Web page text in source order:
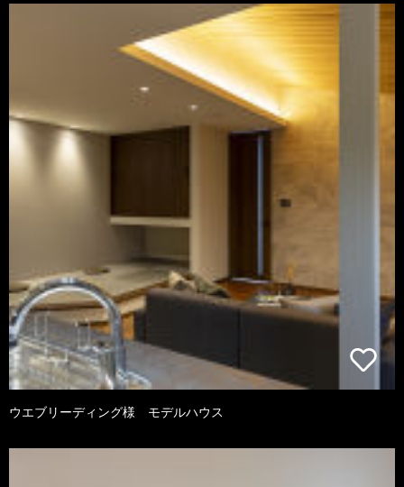
ウエブリーディング様 モデルハウス